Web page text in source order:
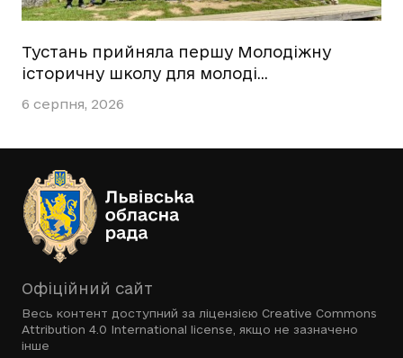
Тустань прийняла першу Молодіжну
історичну школу для молоді…
6 серпня, 2026
Офіційний сайт
Весь контент доступний за ліцензією Creative Commons
Attribution 4.0 International license , якщо не зазначено
інше